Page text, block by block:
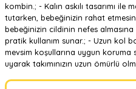
kombin.; - Kalın askılı tasarımı ile
tutarken, bebeğinizin rahat etmesini
bebeğinizin cildinin nefes almasına
pratik kullanım sunar.; - Uzun kol
mevsim koşullarına uygun koruma
uyarak takımınızın uzun ömürlü